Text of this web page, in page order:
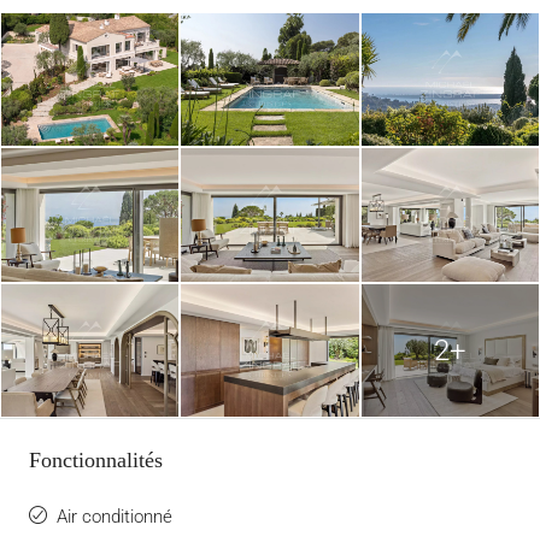
2+
Fonctionnalités
Air conditionné